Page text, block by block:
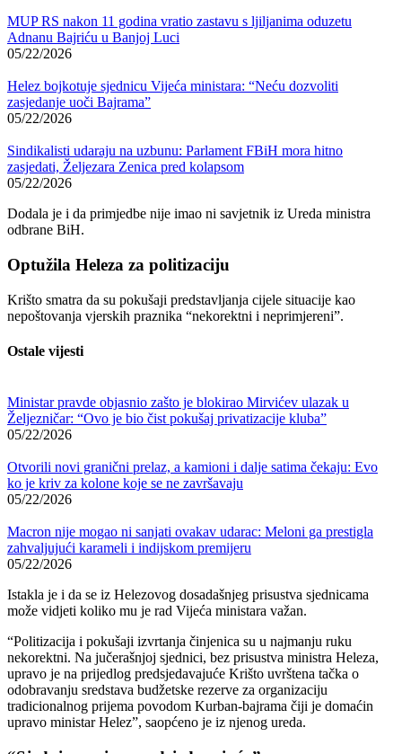
MUP RS nakon 11 godina vratio zastavu s ljiljanima oduzetu
Adnanu Bajriću u Banjoj Luci
05/22/2026
Helez bojkotuje sjednicu Vijeća ministara: “Neću dozvoliti
zasjedanje uoči Bajrama”
05/22/2026
Sindikalisti udaraju na uzbunu: Parlament FBiH mora hitno
zasjedati, Željezara Zenica pred kolapsom
05/22/2026
Dodala je i da primjedbe nije imao ni savjetnik iz Ureda ministra
odbrane BiH.
Optužila Heleza za politizaciju
Krišto smatra da su pokušaji predstavljanja cijele situacije kao
nepoštovanja vjerskih praznika “nekorektni i neprimjereni”.
Ostale vijesti
Ministar pravde objasnio zašto je blokirao Mirvićev ulazak u
Željezničar: “Ovo je bio čist pokušaj privatizacije kluba”
05/22/2026
Otvorili novi granični prelaz, a kamioni i dalje satima čekaju: Evo
ko je kriv za kolone koje se ne završavaju
05/22/2026
Macron nije mogao ni sanjati ovakav udarac: Meloni ga prestigla
zahvaljujući karameli i indijskom premijeru
05/22/2026
Istakla je i da se iz Helezovog dosadašnjeg prisustva sjednicama
može vidjeti koliko mu je rad Vijeća ministara važan.
“Politizacija i pokušaji izvrtanja činjenica su u najmanju ruku
nekorektni. Na jučerašnjoj sjednici, bez prisustva ministra Heleza,
upravo je na prijedlog predsjedavajuće Krišto uvrštena tačka o
odobravanju sredstava budžetske rezerve za organizaciju
tradicionalnog prijema povodom Kurban-bajrama čiji je domaćin
upravo ministar Helez”, saopćeno je iz njenog ureda.